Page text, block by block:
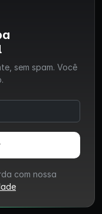
sem spam. Você
com nossa